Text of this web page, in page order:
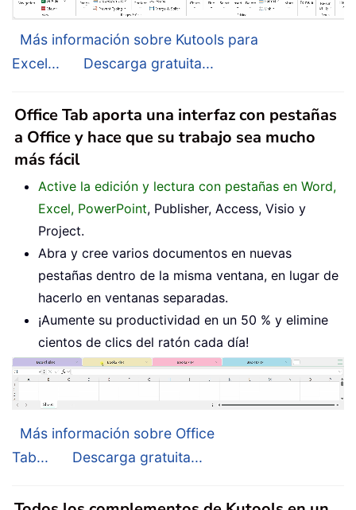
Más información sobre Kutools para
Excel...
Descarga gratuita...
Office Tab aporta una interfaz con pestañas
a Office y hace que su trabajo sea mucho
más fácil
Active la edición y lectura con pestañas en Word,
Excel, PowerPoint, Publisher, Access, Visio y
Project.
Abra y cree varios documentos en nuevas
pestañas dentro de la misma ventana, en lugar de
hacerlo en ventanas separadas.
¡Aumente su productividad en un 50 % y elimine
cientos de clics del ratón cada día!
Más información sobre Office
Tab...
Descarga gratuita...